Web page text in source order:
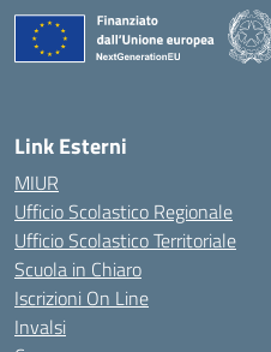
Link Esterni
MIUR
Ufficio Scolastico Regionale
Ufficio Scolastico Territoriale
Scuola in Chiaro
Iscrizioni On Line
Invalsi